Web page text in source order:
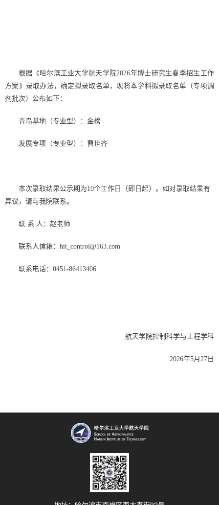
根据《哈尔滨工业大学航天学院2026年博士研究生春季招生工作
方案》录取办法，确定拟录取名单，现将本学科拟录取名单（专项调
剂批次）公布如下：
青岛基地（专业型）：金榜
发展专项（专业型）：曹世齐
本次录取结果公示期为10个工作日（即日起）。如对录取结果有
异议，请与我院联系。
联 系 人：赵老师
联系人信箱： hit_control@163.com
联系电话： 0451-86413406
航天学院控制科学与工程学科
2026年5月 27 日